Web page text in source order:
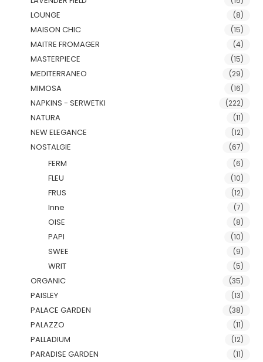
LOUNGE (8)
MAISON CHIC (15)
MAITRE FROMAGER (4)
MASTERPIECE (15)
MEDITERRANEO (29)
MIMOSA (16)
NAPKINS - SERWETKI (222)
NATURA (11)
NEW ELEGANCE (12)
NOSTALGIE (67)
FERM (6)
FLEU (10)
FRUS (12)
Inne (7)
OISE (8)
PAPI (10)
SWEE (9)
WRIT (5)
ORGANIC (35)
PAISLEY (13)
PALACE GARDEN (38)
PALAZZO (11)
PALLADIUM (12)
PARADISE GARDEN (11)